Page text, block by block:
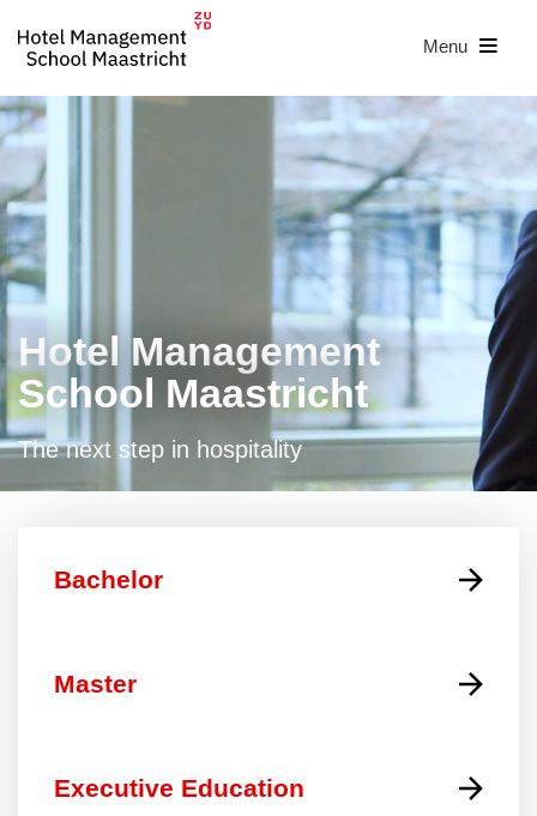
Menu
Hotel Management
School Maastricht
The next step in hospitality
Bachelor
Master
Executive Education